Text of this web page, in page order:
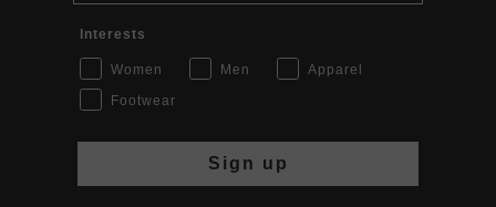
Interests
Women Men
Apparel
Footwear
Sign up